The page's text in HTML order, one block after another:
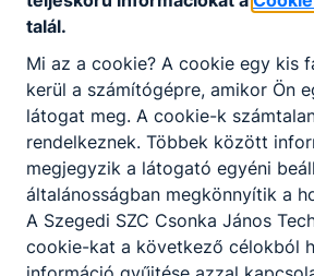
Hagyományos
talál.
Mi az a cookie? A cookie egy kis
kerül a számítógépre, amikor Ön
látogat meg. A cookie-k
rendelkeznek. Többek között
megjegyzik a látogató egyéni
általánosságban megkönnyítik a
A Szegedi SZC Csonka János
cookie-kat a következő célokból